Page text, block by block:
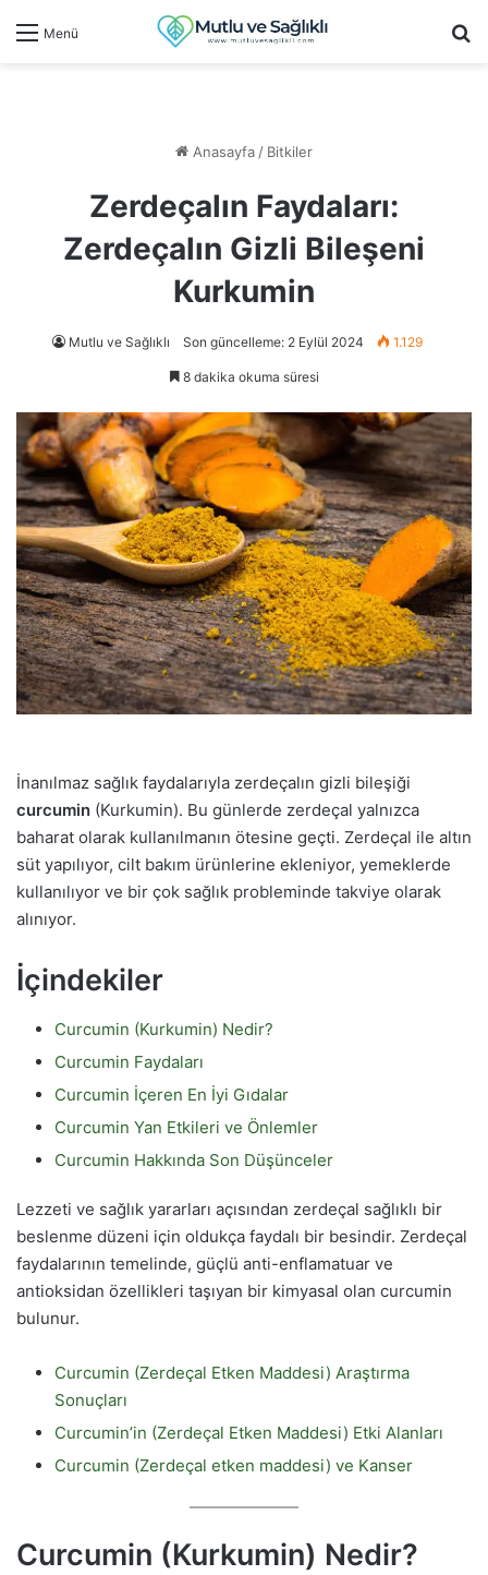
Menü
Anasayfa/ Bitkiler
Zerdeçalın Faydaları:
Zerdeçalın Gizli Bileşeni
Kurkumin
Mutlu ve Sağlıklı Son güncelleme: 2 Eylül 2024 1.129
8 dakika okuma süresi
İnanılmaz sağlık faydalarıyla zerdeçalın gizli bileşiği
curcumin (Kurkumin). Bu günlerde zerdeçal yalnızca
baharat olarak kullanılmanın ötesine geçti. Zerdeçal ile altın
süt yapılıyor, cilt bakım ürünlerine ekleniyor, yemeklerde
kullanılıyor ve bir çok sağlık probleminde takviye olarak
alınıyor.
İçindekiler
Curcumin (Kurkumin) Nedir?
Curcumin Faydaları
Curcumin İçeren En İyi Gıdalar
Curcumin Yan Etkileri ve Önlemler
Curcumin Hakkında Son Düşünceler
Lezzeti ve sağlık yararları açısından zerdeçal sağlıklı bir
beslenme düzeni için oldukça faydalı bir besindir. Zerdeçal
faydalarının temelinde, güçlü anti-enflamatuar ve
antioksidan özellikleri taşıyan bir kimyasal olan curcumin
bulunur.
Curcumin (Zerdeçal Etken Maddesi) Araştırma
Sonuçları
Curcumin’in (Zerdeçal Etken Maddesi) Etki Alanları
Curcumin (Zerdeçal etken maddesi) ve Kanser
Curcumin (Kurkumin) Nedir?